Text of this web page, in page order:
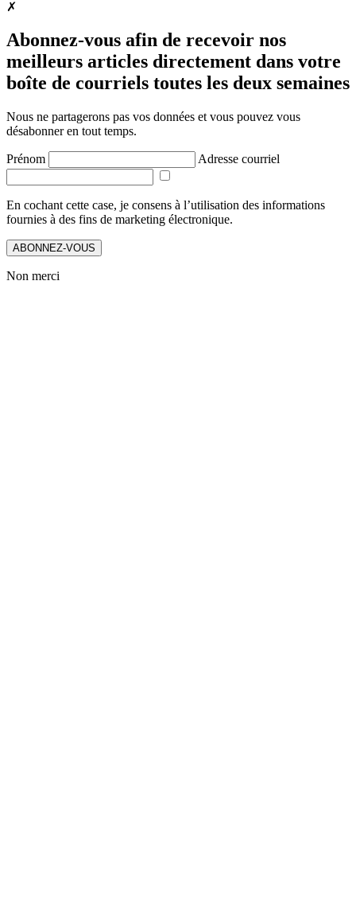
✗
Abonnez-vous afin de recevoir nos
meilleurs articles directement dans votre
boîte de courriels toutes les deux semaines
Nous ne partagerons pas vos données et vous pouvez vous
désabonner en tout temps.
Prénom Adresse courriel
En cochant cette case, je consens à l’utilisation des informations
fournies à des fins de marketing électronique.
ABONNEZ-VOUS
Non merci